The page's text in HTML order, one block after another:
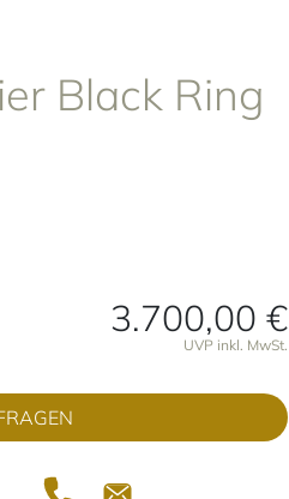
Black Ring
3.700,00 €
UVP inkl. MwSt.